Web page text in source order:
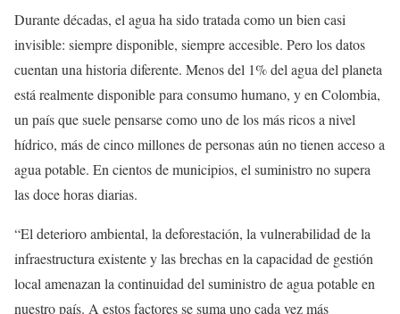
Durante décadas, el agua ha sido tratada como un bien casi
invisible: siempre disponible, siempre accesible. Pero los datos
cuentan una historia diferente. Menos del 1% del agua del planeta
está realmente disponible para consumo humano, y en Colombia,
un país que suele pensarse como uno de los más ricos a nivel
hídrico, más de cinco millones de personas aún no tienen acceso a
agua potable. En cientos de municipios, el suministro no supera
las doce horas diarias.
“El deterioro ambiental, la deforestación, la vulnerabilidad de la
infraestructura existente y las brechas en la capacidad de gestión
local amenazan la continuidad del suministro de agua potable en
nuestro país. A estos factores se suma uno cada vez más